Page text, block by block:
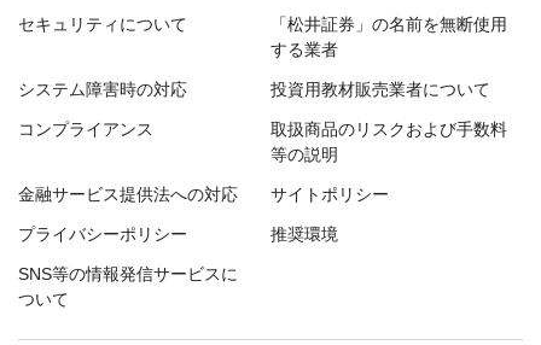
セキュリティについて
「松井証券」の名前を無断使用
する業者
システム障害時の対応 投資用教材販売業者について
コンプライアンス
取扱商品のリスクおよび手数料
等の説明
金融サービス提供法への対応 サイトポリシー
プライバシーポリシー 推奨環境
SNS等の情報発信サービスに
ついて